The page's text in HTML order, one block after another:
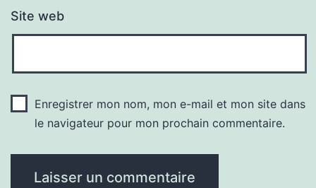
Site web
Enregistrer mon nom, mon e-mail et mon site dans
le navigateur pour mon prochain commentaire.